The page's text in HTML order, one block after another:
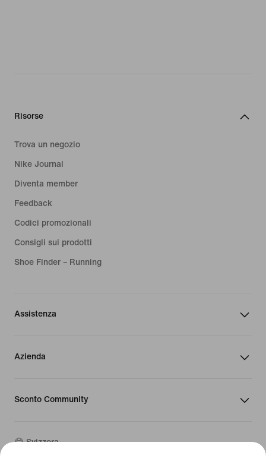
Risorse
Trova un negozio
Nike Journal
Diventa member
Feedback
Codici promozionali
Consigli sui prodotti
Shoe Finder – Running
Assistenza
Azienda
Sconto Community
Svizzera